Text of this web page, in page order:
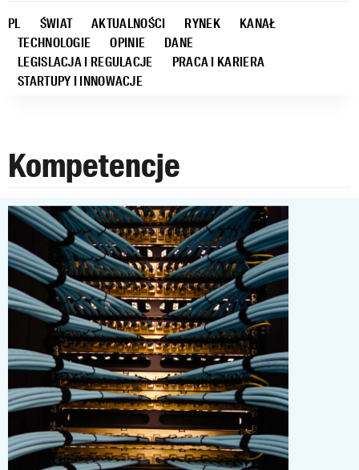
PL ŚWIAT AKTUALNOŚCI RYNEK
KANAŁ
TECHNOLOGIE
OPINIE
DANE
LEGISLACJA I REGULACJE
PRACA I KARIERA
STARTUPY I INNOWACJE
Kompetencje